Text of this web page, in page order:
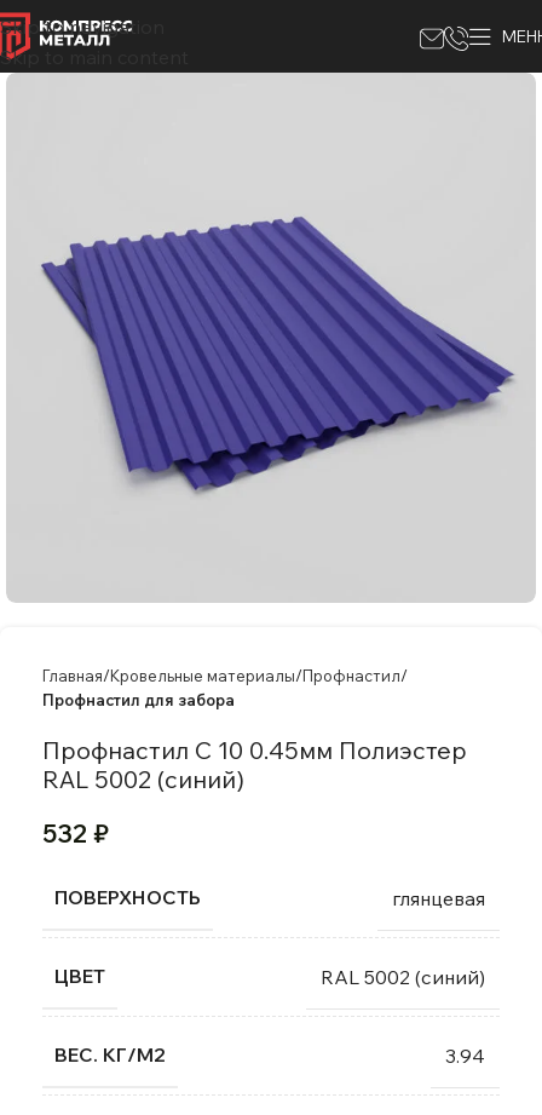
Skip to navigation
Skip to main content
Главная Кровельные материалы Профнастил
Профнастил для забора
Профнастил C 10 0.45мм Полиэстер
RAL 5002 (синий)
532 ₽
ПОВЕРХНОСТЬ глянцевая
ЦВЕТ RAL 5002 (синий)
ВЕС. КГ/М2 3.94